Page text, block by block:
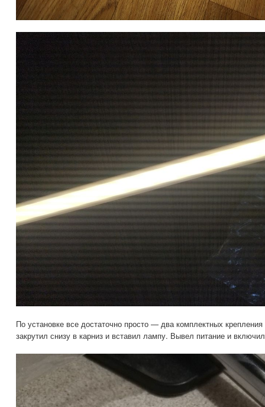
По установке все достаточно просто — два комплектных
закрутил снизу в карниз и вставил лампу. Вывел питание и